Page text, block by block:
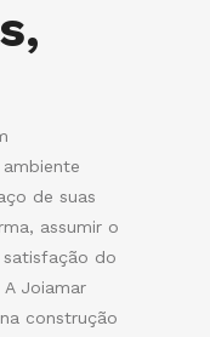
de suas
assumir o
do
Joiamar
construção